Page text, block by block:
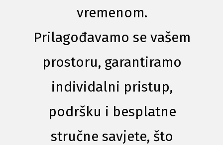
vremenom.
Prilagođavamo se vašem
prostoru, garantiramo
individalni pristup,
podršku i besplatne
stručne savjete, što